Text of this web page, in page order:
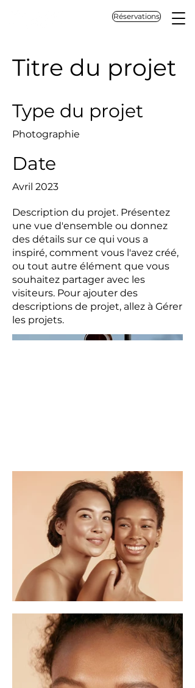
Réservations
Titre du projet
Type du projet
Photographie
Date
Avril 2023
Description du projet. Présentez
une vue d'ensemble ou donnez
des détails sur ce qui vous a
inspiré, comment vous l'avez créé,
ou tout autre élément que vous
souhaitez partager avec les
visiteurs. Pour ajouter des
descriptions de projet, allez à Gérer
les projets.